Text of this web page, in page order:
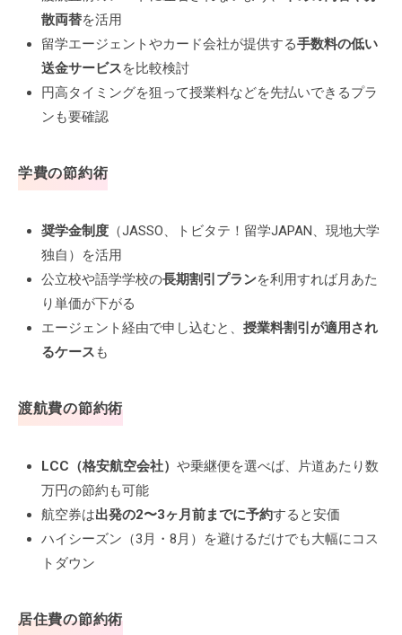
散両替を活用
留学エージェントやカード会社が提供する手数料の低い
送金サービスを比較検討
円高タイミングを狙って授業料などを先払いできるプラ
ンも要確認
学費の節約術
奨学金制度 （JASSO、トビタテ！留学JAPAN、現地大学
独自）を活用
公立校や語学学校の長期割引プランを利用すれば月あた
り単価が下がる
エージェント経由で申し込むと、 授業料割引が適用され
るケース も
渡航費の節約術
LCC（格安航空会社） や乗継便を選べば、片道あたり数
万円の節約も可能
航空券は出発の2〜3ヶ月前までに予約すると安価
ハイシーズン（3月・8月）を避けるだけでも大幅にコス
トダウン
居住費の節約術